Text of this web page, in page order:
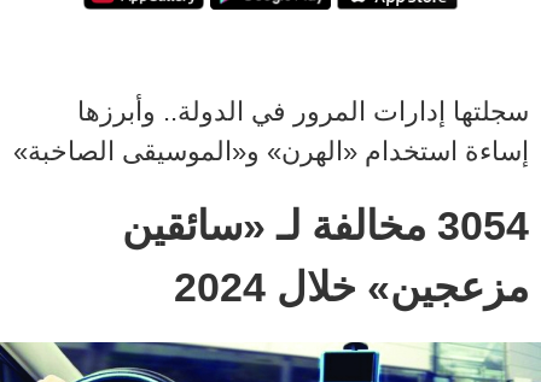
سجلتها إدارات المرور في الدولة.. وأبرزها
إساءة استخدام «الهرن» و«الموسيقى الصاخبة»
3054 مخالفة لـ «سائقين
مزعجين» خلال 2024